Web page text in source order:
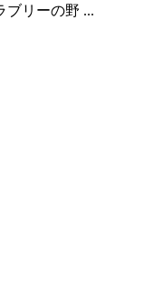
ブリーの野 ...